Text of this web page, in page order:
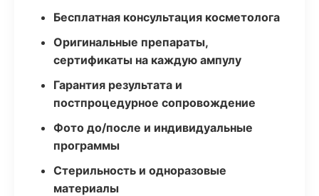
Бесплатная консультация косметолога
Оригинальные препараты,
сертификаты на каждую ампулу
Гарантия результата и
постпроцедурное сопровождение
Фото до/после и индивидуальные
программы
Стерильность и одноразовые
материалы